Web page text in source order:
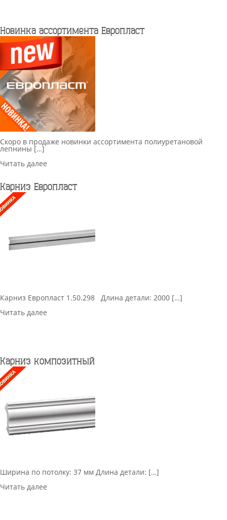
Новинка ассортимента Европласт
Скоро в продаже новинки ассортимента полиуретановой
лепнины […]
Читать далее
Карниз Европласт
Карниз Европласт 1.50.298 Длина детали: 2000 […]
Читать далее
Карниз композитный
Ширина по потолку: 37 мм Длина детали: […]
Читать далее